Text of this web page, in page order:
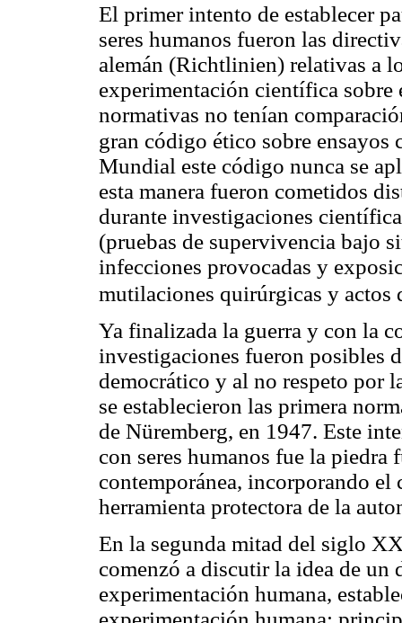
El primer intento de establecer
seres humanos fueron las
alemán (Richtlinien) relativas a
experimentación científica sobre
normativas no tenían
gran código ético sobre ensayos
Mundial este código nunca se
esta manera fueron cometidos
durante investigaciones
(pruebas de supervivencia bajo
infecciones provocadas y
mutilaciones quirúrgicas y actos
Ya finalizada la guerra y con la
investigaciones fueron posibles
democrático y al no respeto por
se establecieron las primera
de Nüremberg, en 1947. Este
con seres humanos fue la
contemporánea, incorporando
herramienta protectora de la
En la segunda mitad del siglo
comenzó a discutir la idea de un
experimentación humana,